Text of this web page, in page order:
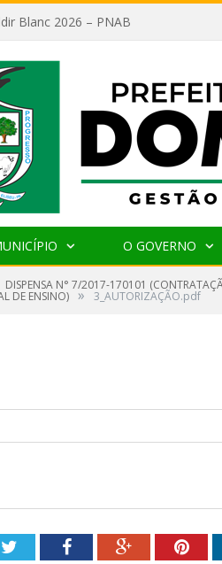
Blanc 2026 – PNAB
O GOVERNO
DISPENSA N° 7/2017-170101
DE ENSINO) » 3_AUTORIZAÇÃO.pdf
TwitterFacebookGoogle+